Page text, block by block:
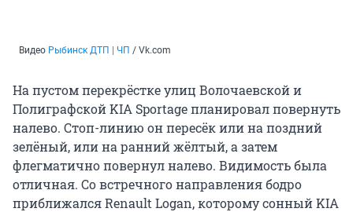
Видео Рыбинск ДТП | ЧП / Vk.com
На пустом перекрёстке улиц Волочаевской и
Полиграфской KIA Sportage планировал повернуть
налево. Стоп-линию он пересёк или на поздний
зелёный, или на ранний жёлтый, а затем
флегматично повернул налево. Видимость была
отличная. Со встречного направления бодро
приближался Renault Logan, которому сонный KIA